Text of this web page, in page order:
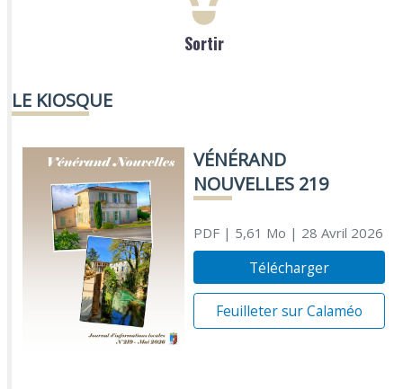
Sortir
LE KIOSQUE
VÉNÉRAND
NOUVELLES 219
PDF| 5,61 Mo | 28 Avril 2026
Télécharger
Feuilleter sur Calaméo